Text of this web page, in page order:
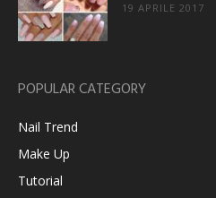
19 APRILE 2017
POPULAR CATEGORY
Nail Trend
Make Up
Tutorial